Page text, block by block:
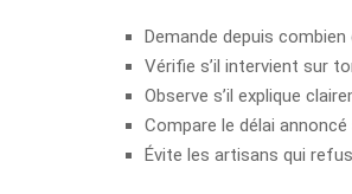
Demande depuis
Vérifie s’il intervient sur
Observe s’il explique
Compare le délai
Évite les artisans qui